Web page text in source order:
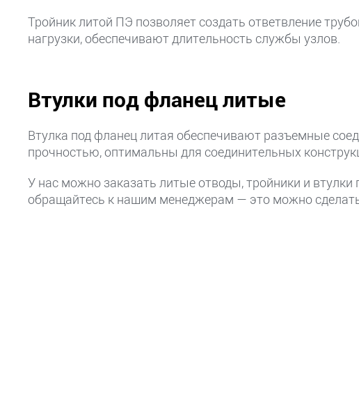
Тройник литой ПЭ позволяет создать ответвление
нагрузки, обеспечивают длительность службы узлов.
Втулки под фланец литые
Втулка под фланец литая обеспечивают разъемные
прочностью, оптимальны для соединительных
У нас можно заказать литые отводы, тройники и
обращайтесь к нашим менеджерам — это можно